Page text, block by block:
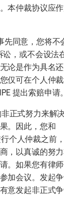
本仲裁协议应
先同意，您将不
讼，或不会设法
论是作为具名
仅可在个人仲
提出索赔申请
正式努力来解
。因此，您和
个人仲裁之前
，以真诚的努
。如果您有律
加会议。发起
意发起非正式